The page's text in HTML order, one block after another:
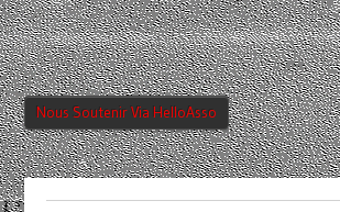
Nous Soutenir Via HelloAsso